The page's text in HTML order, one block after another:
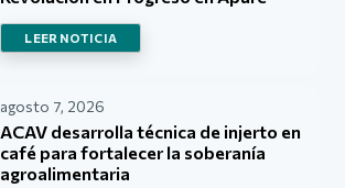
LEER NOTICIA
agosto 7, 2026
ACAV desarrolla técnica de injerto en
café para fortalecer la soberanía
agroalimentaria